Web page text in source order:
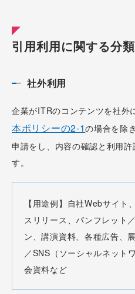
引用利用に関する分類
社外利用
企業がITRのコンテンツを社外
本ポリシーの2-1の場合を除
申請をし、内容の確認と利用
す。
【用途例】自社Webサイト
スリリース、パンフレット
ン、講演資料、各種広告、
／SNS（ソーシャルネット
会資料など